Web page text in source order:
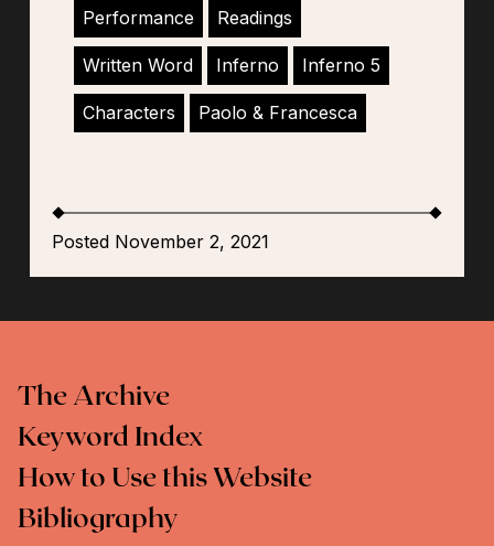
Performance Readings
Written Word Inferno Inferno 5
Characters Paolo & Francesca
Posted November 2, 2021
The Archive
Keyword Index
How to Use this Website
Bibliography